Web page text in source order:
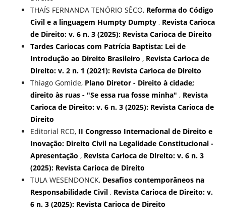
THAÍS FERNANDA TENÓRIO SÊCO, Reforma do Código
Civil e a linguagem Humpty Dumpty , Revista Carioca
de Direito: v. 6 n. 3 (2025): Revista Carioca de Direito
Tardes Cariocas com Patrícia Baptista: Lei de
Introdução ao Direito Brasileiro , Revista Carioca de
Direito: v. 2 n. 1 (2021): Revista Carioca de Direito
Thiago Gomide, Plano Diretor - Direito à cidade;
direito às ruas - "Se essa rua fosse minha" , Revista
Carioca de Direito: v. 6 n. 3 (2025): Revista Carioca de
Direito
Editorial RCD, II Congresso Internacional de Direito e
Inovação: Direito Civil na Legalidade Constitucional -
Apresentação , Revista Carioca de Direito: v. 6 n. 3
(2025): Revista Carioca de Direito
TULA WESENDONCK, Desafios contemporâneos na
Responsabilidade Civil , Revista Carioca de Direito: v.
6 n. 3 (2025): Revista Carioca de Direito